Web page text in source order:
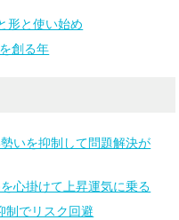
形と使い始め
創る年
いを抑制して問題解決が
心掛けて上昇運気に乗る
制でリスク回避